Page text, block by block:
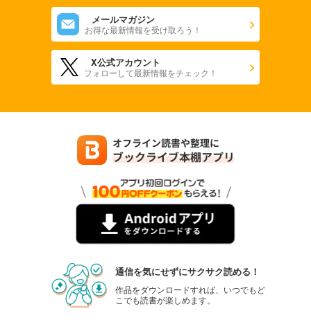
メールマガジン
お得な最新情報を受け取ろう！
X公式アカウント
フォローして最新情報をチェック！
通信を気にせずにサクサク読める！
作品をダウンロードすれば、いつでもど
こでも読書が楽しめます。